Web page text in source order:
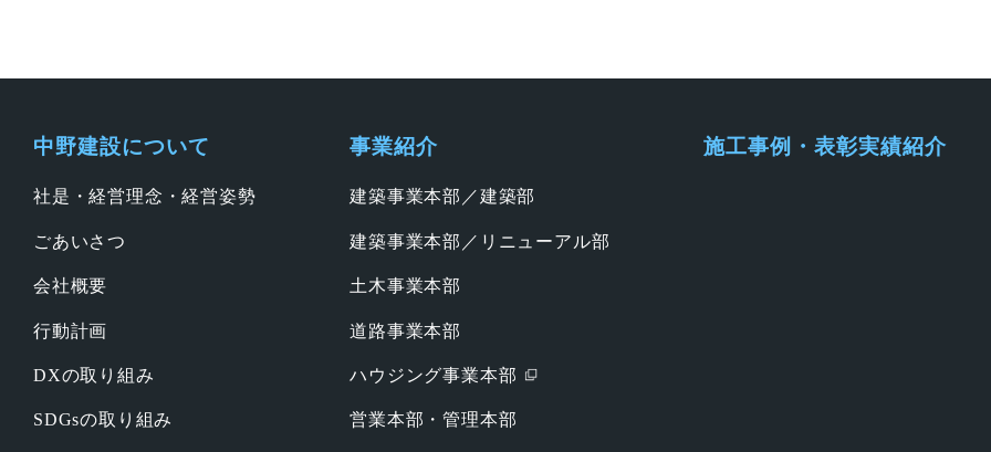
中野建設について
社是・経営理念・経営姿勢
ごあいさつ
会社概要
行動計画
DXの取り組み
SDGsの取り組み
事業紹介
建築事業本部／建築部
建築事業本部／リニューアル部
土木事業本部
道路事業本部
ハウジング事業本部
営業本部・管理本部
施工事例・表彰実績紹介